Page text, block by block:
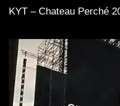
KYT – Chateau Perché